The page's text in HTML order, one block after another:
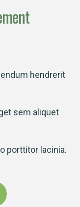
hendrerit
sem aliquet
porttitor lacinia.